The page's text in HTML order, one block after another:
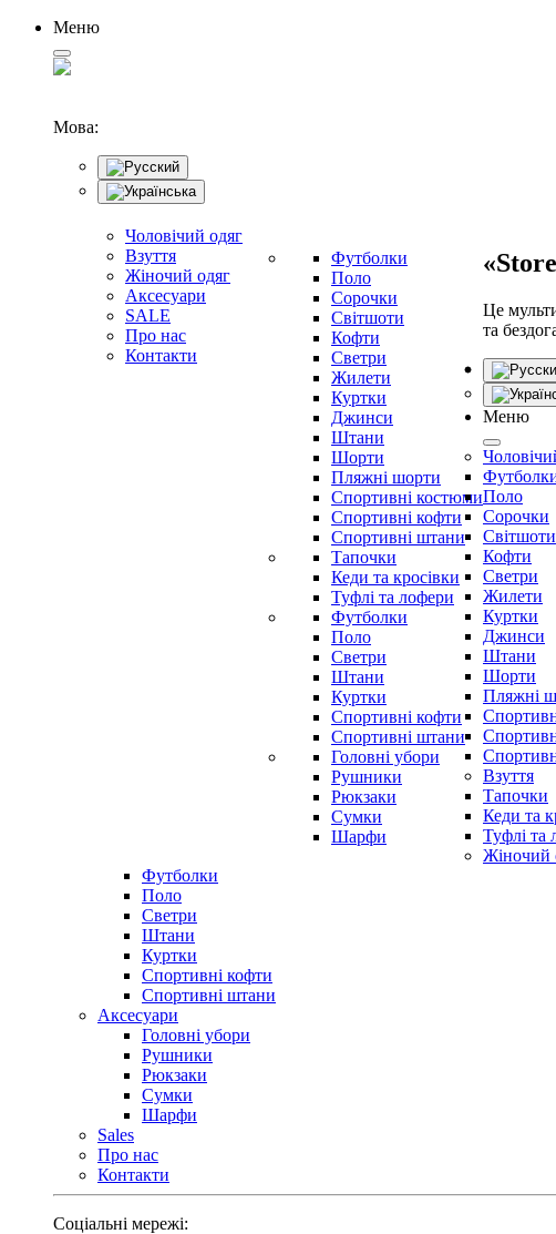
Меню
Мова:
Чоловічий одяг
Взуття
Жіночий одяг
Аксесуари
SALE
Про нас
Контакти
Футболки
Поло
Сорочки
Світшоти
Кофти
Светри
Жилети
Куртки
Джинси
Штани
Шорти
Пляжні шорти
Спортивні костюми
Спортивні кофти
Спортивні штани
Тапочки
Кеди та кросівки
Туфлі та лофери
Футболки
Поло
Светри
Штани
Куртки
Cпортивні кофти
Спортивні штани
Головні убори
Рушники
Рюкзаки
Сумки
Шарфи
Це
та
Меню
Поло
Сорочки
Світшоти
Кофти
Светри
Жилети
Куртки
Джинси
Штани
Шорти
Пляжні
Взуття
Тапочки
Кеди та
Туфлі та
Жіночий
Футболки
Поло
Светри
Штани
Куртки
Cпортивні кофти
Спортивні штани
Аксесуари
Головні убори
Рушники
Рюкзаки
Сумки
Шарфи
Sales
Про нас
Контакти
Соціальні мережі: